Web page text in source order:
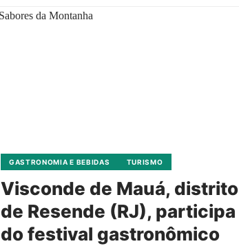
GASTRONOMIA E BEBIDAS TURISMO
Visconde de Mauá, distrito
de Resende (RJ), participa
do festival gastronômico